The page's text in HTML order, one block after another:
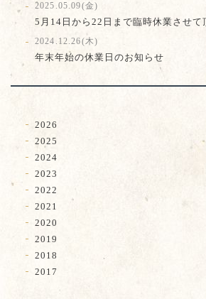
2025.05.09(金)
5月14日から22日まで臨時休業させて
2024.12.26(木)
年末年始の休業日のお知らせ
2026
2025
2024
2023
2022
2021
2020
2019
2018
2017